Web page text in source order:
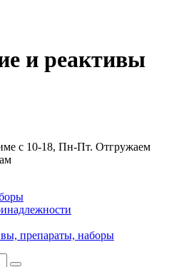
и реактивы
с 10-18, Пн-Пт. Отгружаем
препараты, наборы